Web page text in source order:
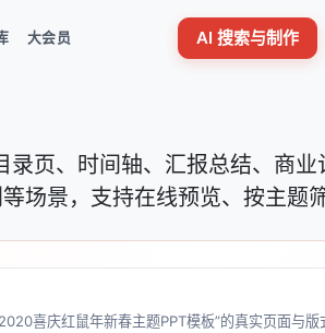
大会员 AI 搜索与制作
页、时间轴、汇报总结、商
场景，支持在线预览、按主题
喜庆红鼠年新春主题PPT模板”的真实页面与版